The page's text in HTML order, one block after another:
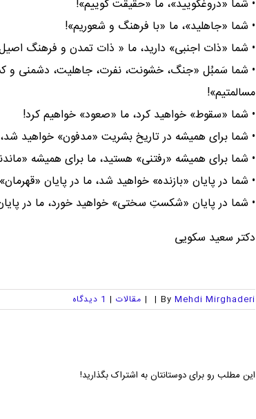
• شما «دروغگویید»، ما «حقیقت گوییم»!
• شما «جاهلید»، ما «با فرهنگ و شعوریم»!
• شما «ذات اجنبی» دارید، ما « ذات تمدن و فرهنگ اصیل
• شما سَمبُل «جنگ، خشونت، نفرت، جاهلیت، دشمنی و
مسالمتیم»!
• شما «سقوط» خواهید کرد، ما «صعود» خواهیم کرد!
• شما برای همیشه در تاریخ بشریت «مدفون» خواهید
• شما برای همیشه «رفتنی» هستید، ما برای همیشه
• شما در پایان «بازنده» خواهید شد، ما در پایان
• شما در پایان «شکستِ سختی» خواهید خورد، ما در
دکتر سعید سکویی
By Mehdi Mirghaderi
|
| مقالات | 1 ديدگاه
این مطلب رو برای دوستانتان به اشتراک بگذارید!